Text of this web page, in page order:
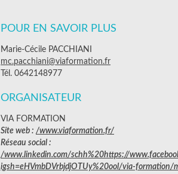
POUR EN SAVOIR PLUS
Marie-Cécile PACCHIANI
mc.pacchiani@viaformation.fr
Tél. 0642148977
ORGANISATEUR
VIA FORMATION
Site web : /www.viaformation.fr/
Réseau social :
/www.linkedin.com/schh%20https://
igsh=eHVmbDVrbjdjOTUy%20ool/via-formation/